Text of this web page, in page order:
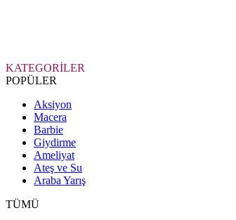
KATEGORİLER
POPÜLER
Aksiyon
Macera
Barbie
Giydirme
Ameliyat
Ateş ve Su
Araba Yarış
TÜMÜ